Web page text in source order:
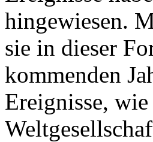
hingewiesen.
sie in dieser
kommenden
Ereignisse,